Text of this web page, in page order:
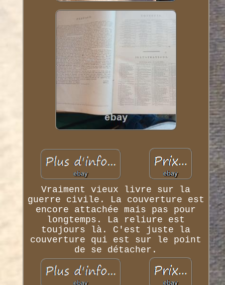
Vraiment vieux livre sur la
guerre civile. La couverture est
encore attachée mais pas pour
longtemps. La reliure est
toujours là. C'est juste la
couverture qui est sur le point
de se détacher.